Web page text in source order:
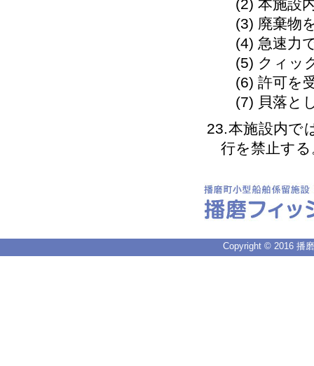
(2) 本施設
(3) 廃棄物
(4) 急速力
(5) クィッ
(6) 許可を
(7) 貝落と
23.本施設内で
行を禁止す
Copyright © 2016 播